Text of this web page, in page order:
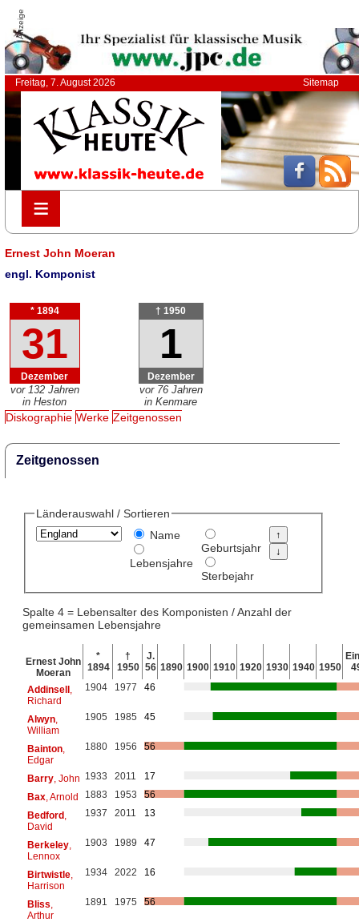
Anzeige
Freitag, 7. August 2026 Sitemap
≡
≡
Ernest John Moeran
engl. Komponist
* 1894
31
Dezember
vor 132 Jahren
in Heston
† 1950
1
Dezember
vor 76 Jahren
in Kenmare
Diskographie Werke Zeitgenossen
Zeitgenossen
Länderauswahl / Sortieren
Name
Lebensjahre
Geburtsjahr
Sterbejahr
Spalte 4 = Lebensalter des Komponisten / Anzahl der
gemeinsamen Lebensjahre
Ernest John
Moeran
*
1894
†
1950
J.
56 1890 1900 1910 1920 1930 1940 1950
Addinsell,
Richard
1904 1977 46
Alwyn,
William
1905 1985 45
Bainton,
Edgar
1880 1956 56
Barry, John 1933 2011
17
Bax, Arnold 1883 1953
56
Bedford,
David
1937 2011 13
Berkeley,
Lennox
1903 1989 47
Birtwistle,
Harrison
1934 2022 16
Bliss
Arthur
1891 1975 56